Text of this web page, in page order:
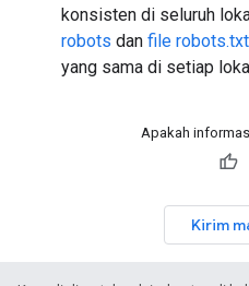
konsisten di seluruh
robots dan file robots.txt
yang sama di setiap
Apakah
Kirim